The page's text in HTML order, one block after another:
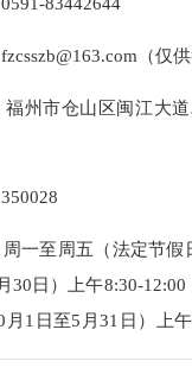
（仅
市仓山区闽江大道
周一至周五（法定节假
30日）上午8:30-12:00
1日至5月31日）上午